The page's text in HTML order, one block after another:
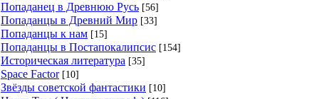
Попаданец в Древнюю Русь [56]
Попаданцы в Древний Мир [33]
Попаданцы к нам [15]
Попаданцы в Постапокалипсис [154]
Историческая литература [35]
Space Factor [10]
Звёзды советской фантастики [10]